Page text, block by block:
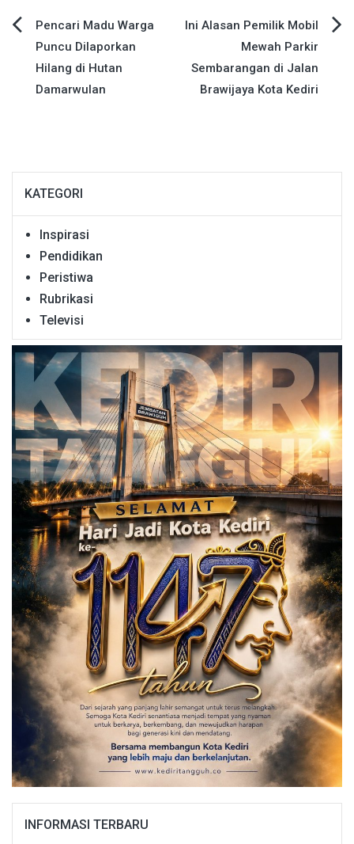
Navigasi
pos
Pencari Madu Warga
Puncu Dilaporkan
Hilang di Hutan
Damarwulan
Ini Alasan Pemilik Mobil
Mewah Parkir
Sembarangan di Jalan
Brawijaya Kota Kediri
KATEGORI
Inspirasi
Pendidikan
Peristiwa
Rubrikasi
Televisi
INFORMASI TERBARU